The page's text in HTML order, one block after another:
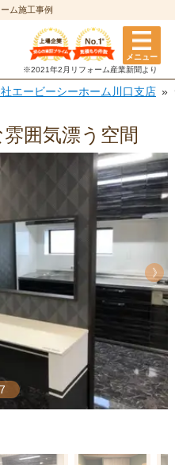
ム施工事例
メニュー
※2021年2月リフォーム産業新聞より
エービーシーホーム川口支店
囲気漂う空間
《